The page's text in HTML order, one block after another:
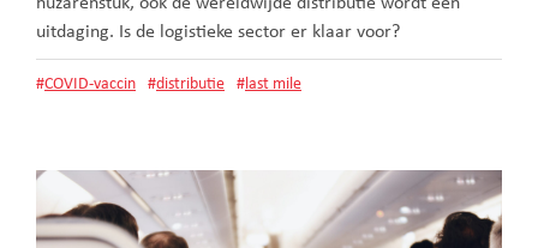
uitdaging. Is de logistieke sector er klaar voor?
#COVID-vaccin #distributie # last mile